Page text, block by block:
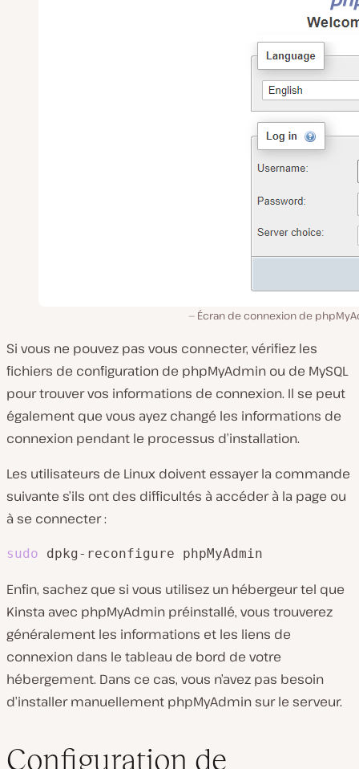
Écran de connexion de
Si vous ne pouvez pas vous connecter, vérifiez les
fichiers de configuration de phpMyAdmin ou de MySQL
pour trouver vos informations de connexion. Il se peut
également que vous ayez changé les informations de
connexion pendant le processus d’installation.
Les utilisateurs de Linux doivent essayer la commande
suivante s’ils ont des difficultés à accéder à la page ou
à se connecter :
sudo dpkg-reconfigure phpMyAdmin
Enfin, sachez que si vous utilisez un hébergeur tel que
Kinsta avec phpMyAdmin préinstallé, vous trouverez
généralement les informations et les liens de
connexion dans le tableau de bord de votre
hébergement. Dans ce cas, vous n’avez pas besoin
d’installer manuellement phpMyAdmin sur le serveur.
Configuration de